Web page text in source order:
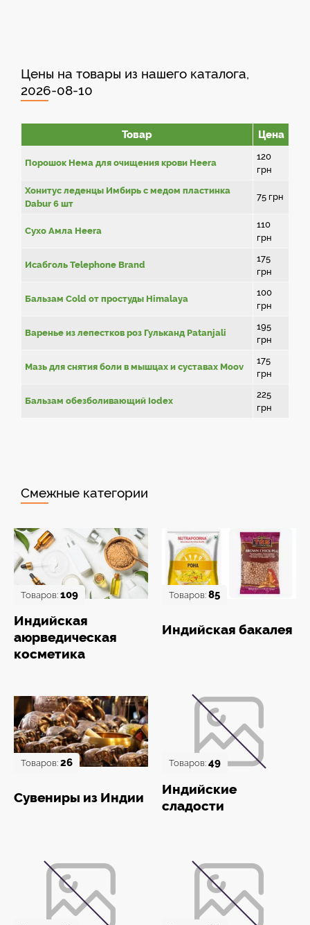
Цены на товары из нашего каталога,
2026-08-10
Товар Цена
Порошок Нема для очищения крови Heera
120
грн
Хонитус леденцы Имбирь с медом пластинка
Dabur 6 шт
75 грн
Сухо Амла Heera
110
грн
Исабголь Telephone Brand
175
грн
Бальзам Cold от простуды Himalaya
100
грн
Варенье из лепестков роз Гульканд Patanjali
195
грн
Мазь для снятия боли в мышцах и суставах Moov
175
грн
Бальзам обезболивающий Iodex
225
грн
Смежные категории
Товаров: 109
Индийская
аюрведическая
косметика
Товаров: 85
Индийская бакалея
Товаров: 26
Сувениры из Индии
Товаров: 49
Индийские
сладости